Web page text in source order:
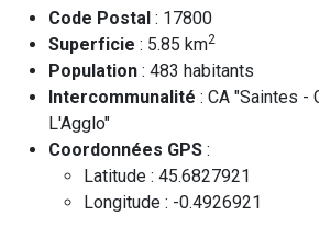
Code Postal : 17800
Superficie : 5.85 km2
Population : 483 habitants
Intercommunalité : CA "Saintes -
L'Agglo"
Coordonnées GPS :
Latitude : 45.6827921
Longitude : -0.4926921